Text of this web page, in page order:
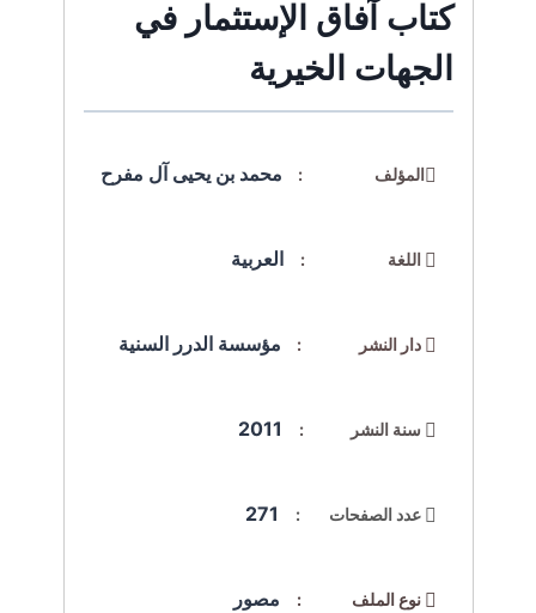
كتاب آفاق الإستثمار في
الجهات الخيرية
المؤلف : محمد بن يحيى آل مفرح
اللغة : العربية
دار النشر : مؤسسة الدرر السنية
سنة النشر : 2011
عدد الصفحات : 271
نوع الملف : مصور